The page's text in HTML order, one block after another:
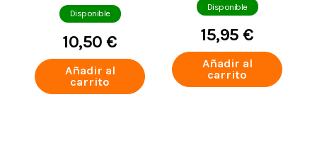
Disponible
10,50 €
Añadir al
carrito
Disponible
15,95 €
Añadir al
carrito